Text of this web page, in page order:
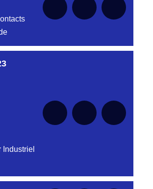
disponible pour cette série pour